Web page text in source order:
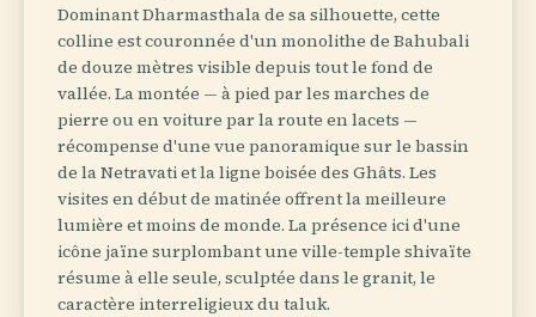
Dominant Dharmasthala de sa silhouette, cette
colline est couronnée d'un monolithe de Bahubali
de douze mètres visible depuis tout le fond de
vallée. La montée — à pied par les marches de
pierre ou en voiture par la route en lacets —
récompense d'une vue panoramique sur le bassin
de la Netravati et la ligne boisée des Ghâts. Les
visites en début de matinée offrent la meilleure
lumière et moins de monde. La présence ici d'une
icône jaïne surplombant une ville-temple shivaïte
résume à elle seule, sculptée dans le granit, le
caractère interreligieux du taluk.